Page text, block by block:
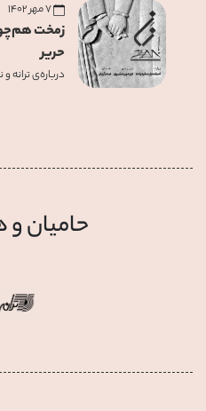
۷ مهر ۱۴۰۲
زمخت
حریر
درباره‌ی ترانه‌
حامیان